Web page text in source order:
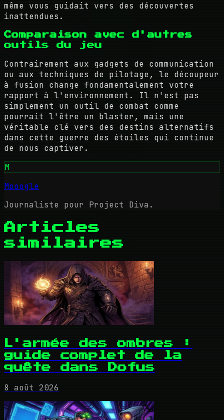
même vous guidait vers des découvertes
inattendues.
Comparaison avec d'autres
outils du jeu
Contrairement aux gadgets de communication
ou aux techniques de pilotage, le découpeur
à fusion change fondamentalement votre
rapport à l'environnement. Il n'est pas
simplement un outil de combat comme
pourrait l'être un blaster, mais une
véritable clé vers des destins alternatifs
dans cette guerre des étoiles qui continue
de nous captiver.
M
Mooogle
Journaliste pour Project Diva.
Articles
similaires
L'armée des ombres :
guide complet de la
quête dans Dofus
8 août 2026